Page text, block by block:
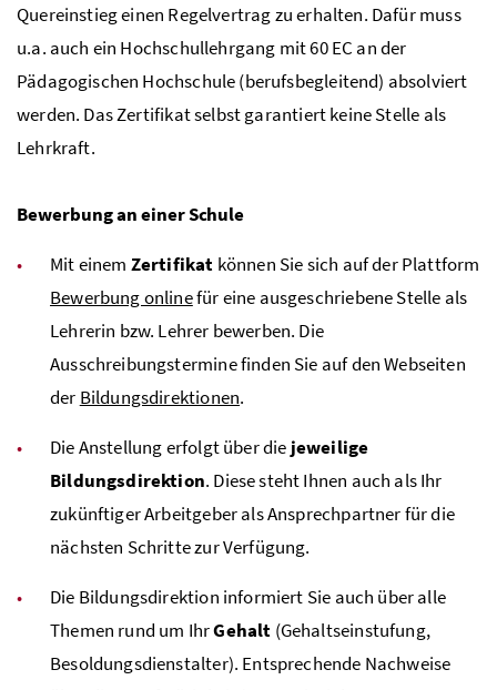
Quereinstieg einen Regelvertrag zu erhalten. Dafür muss
u.a. auch ein Hochschullehrgang mit 60EC an der
Pädagogischen Hochschule (berufsbegleitend) absolviert
werden. Das Zertifikat selbst garantiert keine Stelle als
Lehrkraft.
Bewerbung an einer Schule
Mit einem Zertifikat können Sie sich auf der Plattform
Bewerbung onlinefür eine ausgeschriebene Stelle als
Lehrerin bzw. Lehrer bewerben. Die
Ausschreibungstermine finden Sie auf den Webseiten
der Bildungsdirektionen.
Die Anstellung erfolgt über die jeweilige
Bildungsdirektion. Diese steht Ihnen auch als Ihr
zukünftiger Arbeitgeber als Ansprechpartner für die
nächsten Schritte zur Verfügung.
Die Bildungsdirektion informiert Sie auch über alle
Themen rund um IhrGehalt (Gehaltseinstufung,
Besoldungsdienstalter). Entsprechende Nachweise